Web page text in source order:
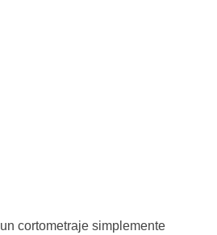
cortometraje simplemente